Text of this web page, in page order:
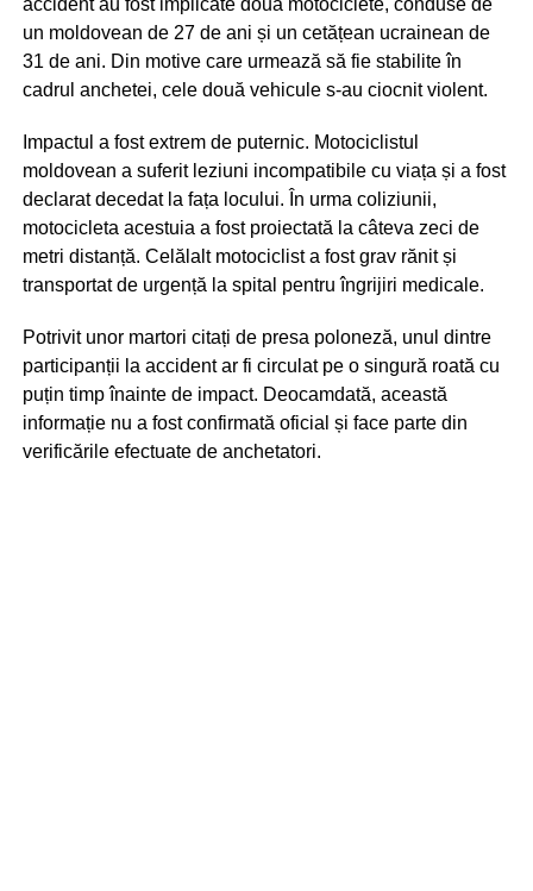
accident au fost implicate două motociclete, conduse de
un moldovean de 27 de ani și un cetățean ucrainean de
31 de ani. Din motive care urmează să fie stabilite în
cadrul anchetei, cele două vehicule s-au ciocnit violent.
Impactul a fost extrem de puternic. Motociclistul
moldovean a suferit leziuni incompatibile cu viața și a fost
declarat decedat la fața locului. În urma coliziunii,
motocicleta acestuia a fost proiectată la câteva zeci de
metri distanță. Celălalt motociclist a fost grav rănit și
transportat de urgență la spital pentru îngrijiri medicale.
Potrivit unor martori citați de presa poloneză, unul dintre
participanții la accident ar fi circulat pe o singură roată cu
puțin timp înainte de impact. Deocamdată, această
informație nu a fost confirmată oficial și face parte din
verificările efectuate de anchetatori.